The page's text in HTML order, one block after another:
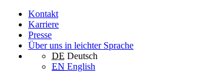
Kontakt
Karriere
Presse
Über uns in leichter Sprache
DE Deutsch
EN English